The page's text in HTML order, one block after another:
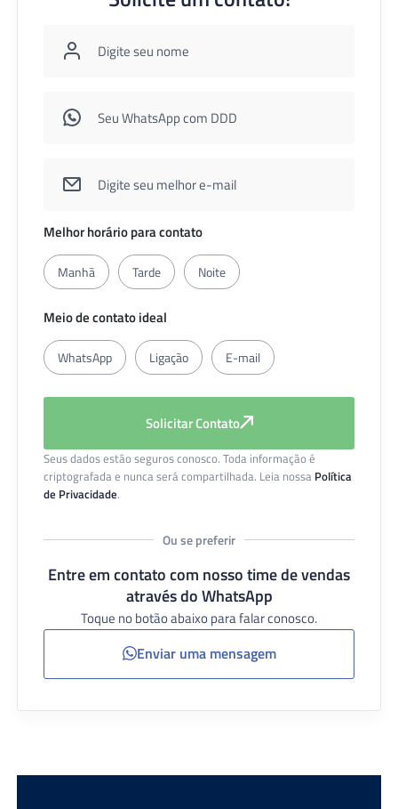
Melhor horário para contato
Manhã Tarde Noite
Meio de contato ideal
WhatsApp Ligação E-mail
Solicitar Contato
Seus dados estão seguros conosco. Toda informação é
criptografada e nunca será compartilhada. Leia nossa Política
de Privacidade.
Ou se preferir
Entre em contato com nosso time de vendas
através do WhatsApp
Toque no botão abaixo para falar conosco.
Enviar uma mensagem